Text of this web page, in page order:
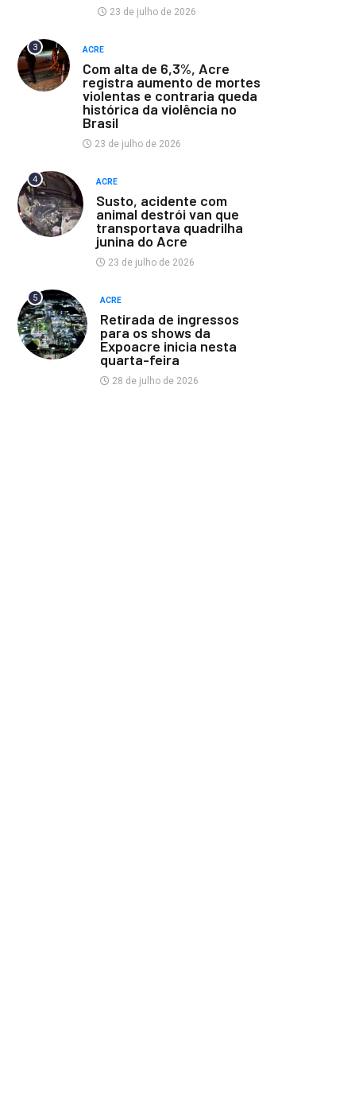
23 de julho de 2026
3 ACRE
Com alta de 6,3%, Acre
registra aumento de mortes
violentas e contraria queda
histórica da violência no
Brasil
23 de julho de 2026
4 ACRE
Susto, acidente com
animal destrói van que
transportava quadrilha
junina do Acre
23 de julho de 2026
5 ACRE
Retirada de ingressos
para os shows da
Expoacre inicia nesta
quarta-feira
28 de julho de 2026